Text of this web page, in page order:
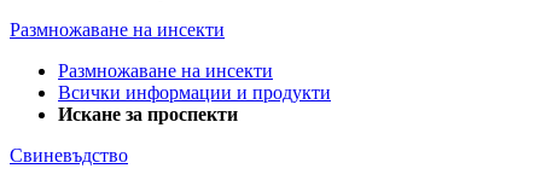
Размножаване на инсекти
Размножаване на инсекти
Всички информации и продукти
Искане за проспекти
Свиневъдство